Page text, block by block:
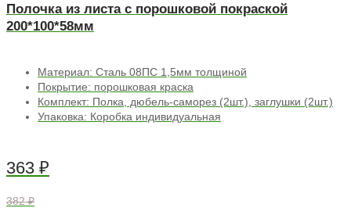
Полочка из листа с порошковой покраской
200*100*58мм
Материал: Сталь 08ПС 1,5мм толщиной
Покрытие: порошковая краска
Комплект: Полка, дюбель-саморез (2шт.), заглушки (2шт.)
Упаковка: Коробка индивидуальная
363 ₽
382 ₽